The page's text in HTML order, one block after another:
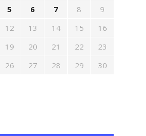
5 6 7 8
9
12 13 14 15
16
19 20 21 22
23
26 27 28 29
30